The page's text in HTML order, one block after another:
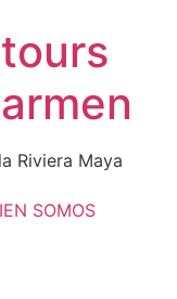
Riviera Maya
SOMOS